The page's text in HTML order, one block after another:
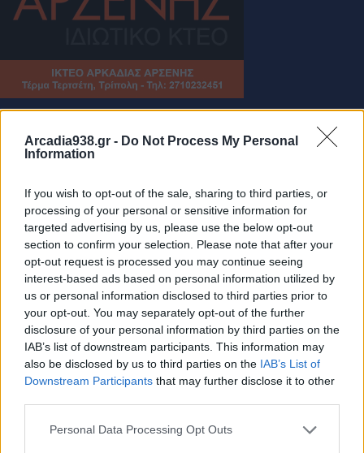
Arcadia938.gr - Do Not Process My Personal
Information
If you wish to opt-out of the sale, sharing to third parties, or
processing of your personal or sensitive information for
targeted advertising by us, please use the below opt-out
section to confirm your selection. Please note that after your
opt-out request is processed you may continue seeing
interest-based ads based on personal information utilized by
us or personal information disclosed to third parties prior to
your opt-out. You may separately opt-out of the further
disclosure of your personal information by third parties on the
IAB’s list of downstream participants. This information may
also be disclosed by us to third parties on the IAB’s List of
Downstream Participants that may further disclose it to other
Personal Data Processing Opt Outs
Νέα Πελοπόννησος: Ο «Μητσοτακισμός» διαλύει
την Αυτοδιοίκηση!
31.07.2026 12:48